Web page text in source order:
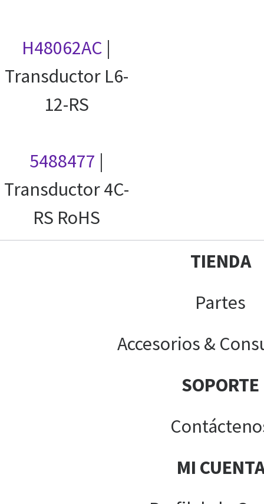
H48062AC |
Transductor L6-
12-RS
5488477 |
Transductor 4C-
RS RoHS
TIENDA
Partes
Accesorios &
SOPORTE
MI